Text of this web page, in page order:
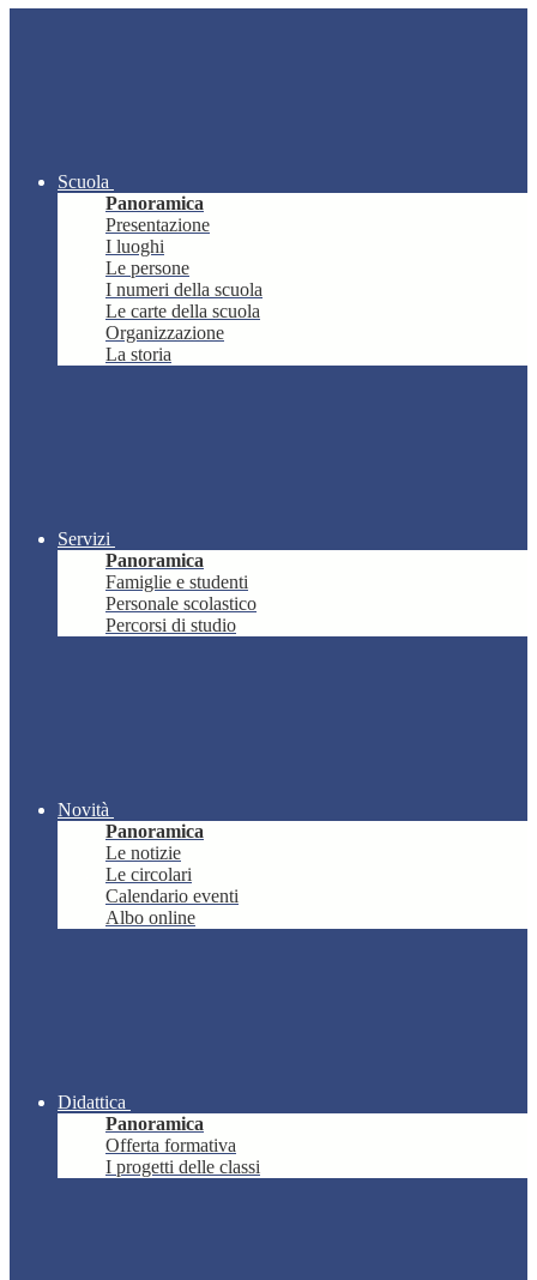
Scuola
Panoramica
Presentazione
I luoghi
Le persone
I numeri della scuola
Le carte della scuola
Organizzazione
La storia
Servizi
Panoramica
Famiglie e studenti
Personale scolastico
Percorsi di studio
Novità
Panoramica
Le notizie
Le circolari
Calendario eventi
Albo online
Didattica
Panoramica
Offerta formativa
I progetti delle classi